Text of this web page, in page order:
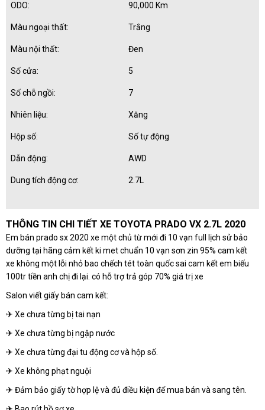
ODO: 90,000 Km
Màu ngoại thất: Trắng
Màu nội thất: Đen
Số cửa: 5
Số chỗ ngồi: 7
Nhiên liệu: Xăng
Hộp số: Số tự động
Dẫn động: AWD
Dung tích động cơ: 2.7L
THÔNG TIN CHI TIẾT XE TOYOTA PRADO VX 2.7L 2020
Em bán prado sx 2020 xe một chủ từ mới đi 10 vạn full lịch sử bảo
dưỡng tại hãng cảm kết ki met chuẩn 10 vạn sơn zin 95% cam kết
xe không một lỗi nhỏ bao chếch tét toàn quốc sai cam kết em biếu
100tr tiền anh chị đi lại. có hỗ trợ trả góp 70% giá trị xe
Salon viết giấy bán cam kết:
✈ Xe chưa từng bị tai nạn
✈ Xe chưa từng bị ngập nước
✈ Xe chưa từng đại tu động cơ và hộp số.
✈ Xe không phạt nguội
✈ Đảm bảo giấy tờ hợp lệ và đủ điều kiện để mua bán và sang tên.